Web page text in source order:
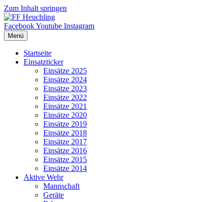
Zum Inhalt springen
FacebookYoutube Instagram
Menü
Startseite
Einsatzticker
Einsätze 2025
Einsätze 2024
Einsätze 2023
Einsätze 2022
Einsätze 2021
Einsätze 2020
Einsätze 2019
Einsätze 2018
Einsätze 2017
Einsätze 2016
Einsätze 2015
Einsätze 2014
Aktive Wehr
Mannschaft
Geräte